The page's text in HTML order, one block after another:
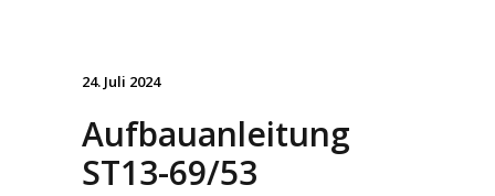
24. Juli 2024
Aufbauanleitung
ST13-69/53